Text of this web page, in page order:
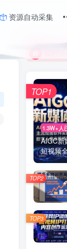
资源自动采集
限时
有问
限时
有问
1.3W+人
AIGC新
短视频
TOP1
TOP2
TOP3